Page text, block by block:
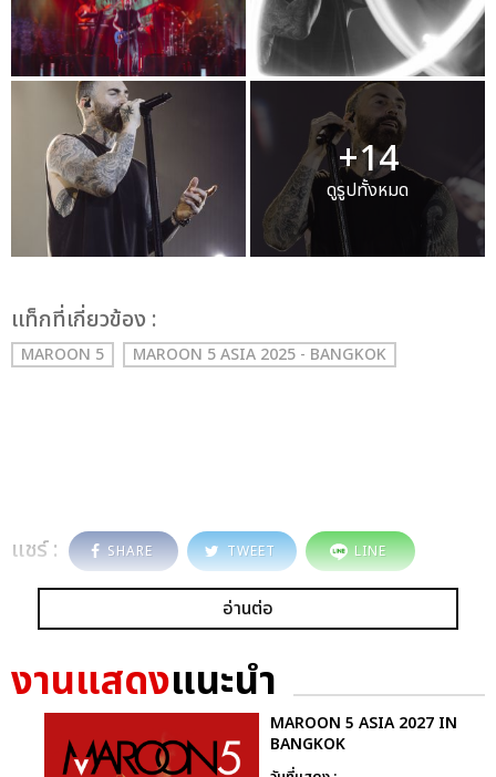
+14
ดูรูปทั้งหมด
เเท็กที่เกี่ยวข้อง :
MAROON 5 MAROON 5 ASIA 2025 - BANGKOK
แชร์ : SHARE TWEET LINE
อ่านต่อ
งานแสดงแนะนำ
MAROON 5 ASIA 2027 IN
BANGKOK